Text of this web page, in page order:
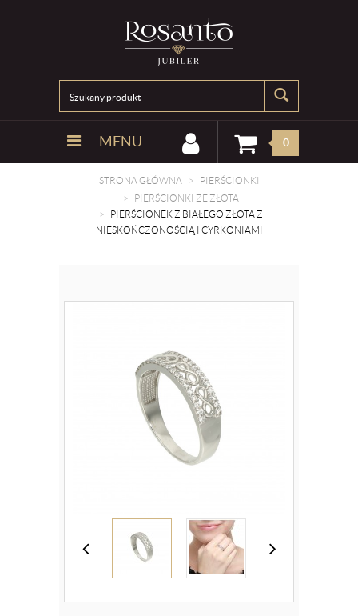
MENU 0
STRONA GŁÓWNA
PIERŚCIONKI
PIERŚCIONKI ZE ZŁOTA
PIERŚCIONEK Z BIAŁEGO ZŁOTA Z
NIESKOŃCZONOŚCIĄ I CYRKONIAMI